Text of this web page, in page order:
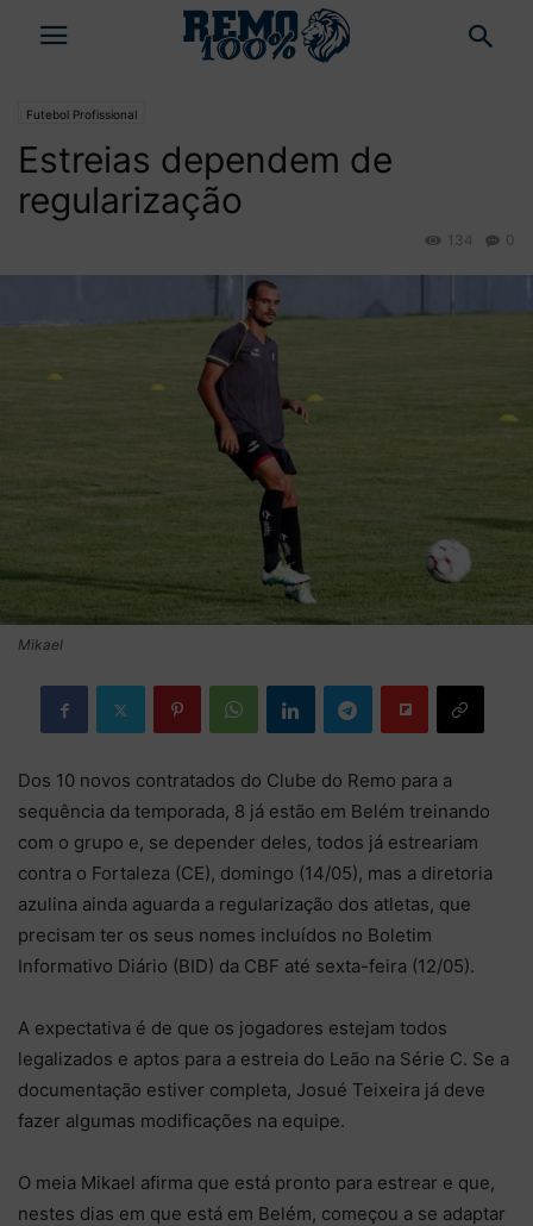
Futebol Profissional
Estreias dependem de
regularização
0
134
Mikael
Dos 10 novos contratados do Clube do Remo para a
sequência da temporada, 8 já estão em Belém treinando
com o grupo e, se depender deles, todos já estreariam
contra o Fortaleza (CE), domingo (14/05), mas a diretoria
azulina ainda aguarda a regularização dos atletas, que
precisam ter os seus nomes incluídos no Boletim
Informativo Diário (BID) da CBF até sexta-feira (12/05).
A expectativa é de que os jogadores estejam todos
legalizados e aptos para a estreia do Leão na Série C. Se a
documentação estiver completa, Josué Teixeira já deve
fazer algumas modificações na equipe.
O meia Mikael afirma que está pronto para estrear e que,
nestes dias em que está em Belém, começou a se adaptar